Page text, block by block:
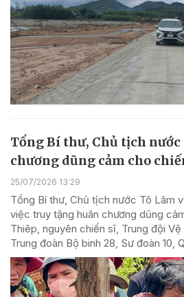
Tổng Bí thư, Chủ tịch
chương dũng cảm cho
25/07/2026 13:29
Tổng Bí thư, Chủ tịch nước Tô Lâm
việc truy tặng huân chương dũng
Thiêp, nguyên chiến sĩ, Trung đội
Trung đoàn Bộ binh 28, Sư đoàn 10,